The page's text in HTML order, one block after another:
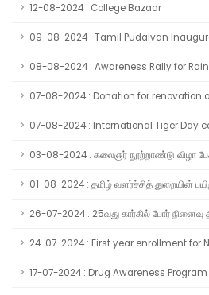
12-08-2024 : College Bazaar
09-08-2024 : Tamil Pudalvan
08-08-2024 : Awareness Rally for
07-08-2024 : Donation for renovation
07-08-2024 : International Tiger Day
03-08-2024 : கலைஞர் நூற்றாண்டு விழா
01-08-2024 : தமிழ் வளர்ச்சித் துறையின்
26-07-2024 : 25வது கார்கில் போர் நினைவு
24-07-2024 : First year enrollment for
17-07-2024 : Drug Awareness Program